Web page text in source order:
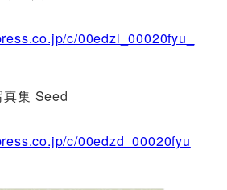
c/00edzl_00020fyu_
集 Seed
c/00edzd_00020fyu